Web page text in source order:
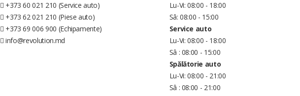
+373 60 021 210 (Service auto)
+373 62 021 210 (Piese auto)
+373 69 006 900 (Echipamente)
info@revolution.md
Lu-Vi: 08:00 - 18:00
Sâ: 08:00 - 15:00
Service auto
Lu-Vi: 08:00 - 18:00
Sâ : 08:00 - 15:00
Spălătorie auto
Lu-Vi: 08:00 - 21:00
Sâ : 08:00 - 21:00